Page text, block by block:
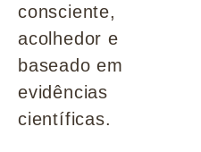
consciente,
acolhedor e
baseado em
evidências
científicas.